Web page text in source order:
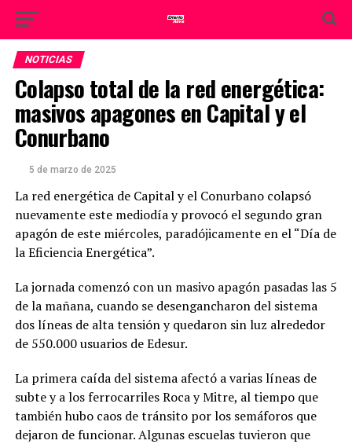
NOTICIAS
Colapso total de la red energética:
masivos apagones en Capital y el
Conurbano
5 de marzo de 2025
La red energética de Capital y el Conurbano colapsó
nuevamente este mediodía y provocó el segundo gran
apagón de este miércoles, paradójicamente en el “Día de
la Eficiencia Energética”.
La jornada comenzó con un masivo apagón pasadas las 5
de la mañana, cuando se desengancharon del sistema
dos líneas de alta tensión y quedaron sin luz alrededor
de 550.000 usuarios de Edesur.
La primera caída del sistema afectó a varias líneas de
subte y a los ferrocarriles Roca y Mitre, al tiempo que
también hubo caos de tránsito por los semáforos que
dejaron de funcionar. Algunas escuelas tuvieron que